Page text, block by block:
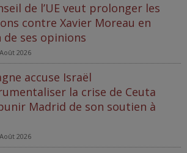
de l’UE veut prolonger les
contre Xavier Moreau en
de ses opinions
2026
accuse Israël
la crise de Ceuta
Madrid de son soutien à
2026